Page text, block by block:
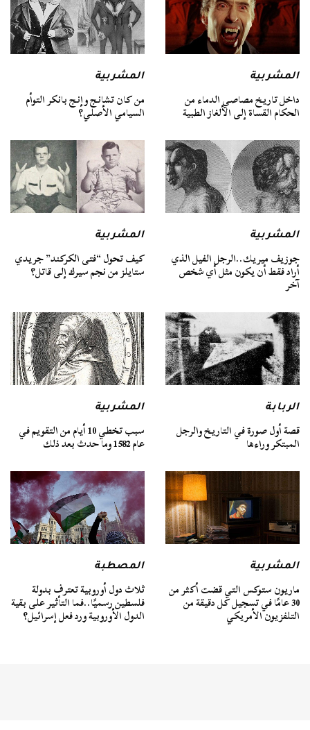
المشربية
داخل تاريخ مصاصي الدماء من
الحكام القساة إلى الألغاز الطبية
المشربية
من كان تشانج وإنج بانكر التوأم
السيامي الأصلي؟
المشربية
جوزيف ميريك..الرجل الفيل الذي
أراد فقط أن يكون مثل أي شخص
آخر
المشربية
كيف تحول “فتى الكركند” جريدي
ستايلز من نجم سيرك إلى قاتل؟
الربابة
قصة أول صورة في التاريخ والرجل
المبتكر وراءها
المشربية
سبب تخطي 10 أيام من التقويم في
عام 1582 وما حدث بعد ذلك
المشربية
ماريون ستوكس التي قضت أكثر من
30 عامًا في تسجيل كل دقيقة من
التلفزيون الأمريكي
المصطبة
ثلاث دول أوروبية تعترف بدولة
فلسطين رسميًا..فما التأثير على بقية
الدول الأوروبية ورد فعل إسرائيل؟